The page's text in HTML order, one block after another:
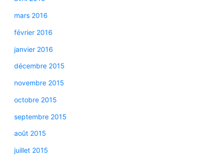
mars 2016
février 2016
janvier 2016
décembre 2015
novembre 2015
octobre 2015
septembre 2015
août 2015
juillet 2015